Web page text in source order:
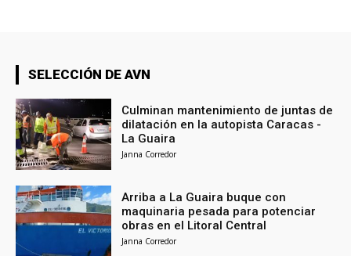
SELECCIÓN DE AVN
Culminan mantenimiento de juntas de
dilatación en la autopista Caracas -
La Guaira
Janna Corredor
Arriba a La Guaira buque con
maquinaria pesada para potenciar
obras en el Litoral Central
Janna Corredor